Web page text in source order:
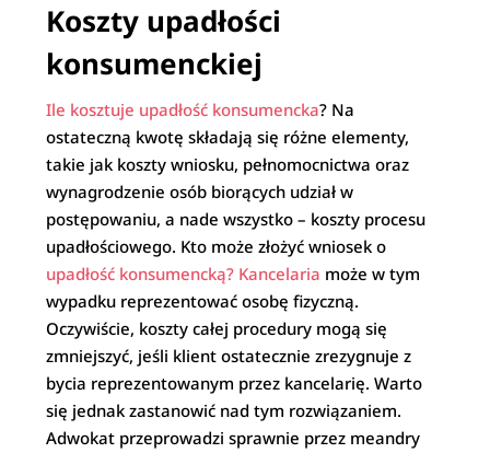
Koszty upadłości
konsumenckiej
Ile kosztuje upadłość konsumencka? Na
ostateczną kwotę składają się różne elementy,
takie jak koszty wniosku, pełnomocnictwa oraz
wynagrodzenie osób biorących udział w
postępowaniu, a nade wszystko – koszty procesu
upadłościowego. Kto może złożyć wniosek o
upadłość konsumencką? Kancelaria może w tym
wypadku reprezentować osobę fizyczną.
Oczywiście, koszty całej procedury mogą się
zmniejszyć, jeśli klient ostatecznie zrezygnuje z
bycia reprezentowanym przez kancelarię. Warto
się jednak zastanowić nad tym rozwiązaniem.
Adwokat przeprowadzi sprawnie przez meandry